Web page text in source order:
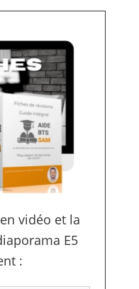
vidéo et la
E5
: